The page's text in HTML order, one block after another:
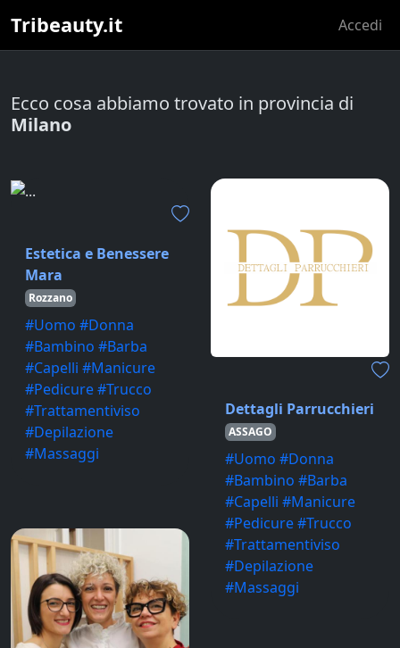
Tribeauty.it Accedi
Ecco cosa abbiamo trovato in provincia di
Milano
Estetica e Benessere
Mara
Rozzano
#Uomo #Donna
#Bambino #Barba
#Capelli #Manicure
#Pedicure #Trucco
#Trattamentiviso
#Depilazione
#Massaggi
Dettagli Parrucchieri
ASSAGO
#Uomo #Donna
#Bambino #Barba
#Capelli #Manicure
#Pedicure #Trucco
#Trattamentiviso
#Depilazione
#Massaggi